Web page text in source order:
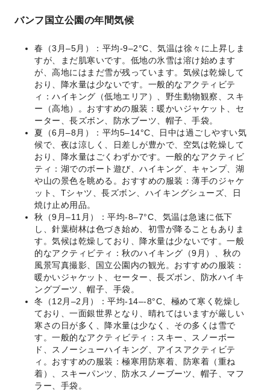
バンフ国立公園の年間気候
春（3月–5月）：平均-9–2°C、気温は徐々に上昇しま
すが、まだ肌寒いです。低地の氷雪は溶け始めます
が、高地にはまだ雪が残っています。気候は乾燥して
おり、降水量は少ないです。一般的なアクティビテ
ィ：ハイキング（低地エリア）、野生動物観察、スキ
ー（高地）。おすすめの服装：暖かいジャケット、セ
ーター、長ズボン、防水ブーツ、帽子、手袋。
夏（6月–8月）：平均5–14°C、日中は過ごしやすい気
候で、夜は涼しく、日差しが豊かで、空気は乾燥して
おり、降水量はごくわずかです。一般的なアクティビ
ティ：湖でのボート遊び、ハイキング、キャンプ、湖
や山の景色を眺める。おすすめの服装：薄手のジャケ
ット、Tシャツ、長ズボン、ハイキングシューズ、日
焼け止め用品。
秋（9月–11月）：平均-8–7°C、気温は急速に低下
し、針葉樹林は色づき始め、初雪が降ることもありま
す。気候は乾燥しており、降水量は少ないです。一般
的なアクティビティ：秋のハイキング（9月）、秋の
風景写真撮影、国立公園内の観光。おすすめの服装：
暖かいジャケット、セーター、長ズボン、防水ハイキ
ングブーツ、帽子、手袋。
冬（12月–2月）：平均-14–-8°C、極めて寒く乾燥し
ており、一面銀世界となり、晴れてはいますが厳しい
寒さの日が多く、降水量は少なく、その多くは雪で
す。一般的なアクティビティ：スキー、スノーボー
ド、スノーシューハイキング、アイスアクティビテ
ィ。おすすめの服装：極寒用防寒着、防寒着（重ね
着）、スキーパンツ、防水スノーブーツ、帽子、マフ
ラー、手袋。